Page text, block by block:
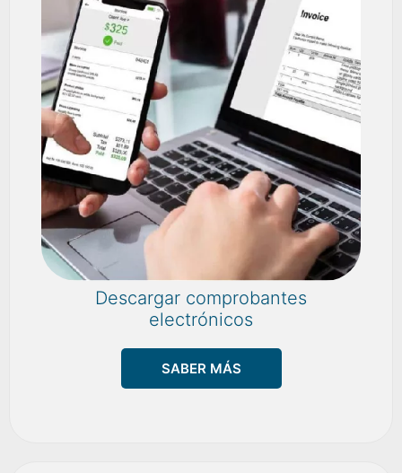
Descargar comprobantes
electrónicos
SABER MÁS